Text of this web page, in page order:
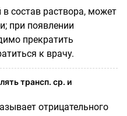
состав раствора, может
при появлении
прекратить
к врачу.
трансп. ср. и
отрицательного